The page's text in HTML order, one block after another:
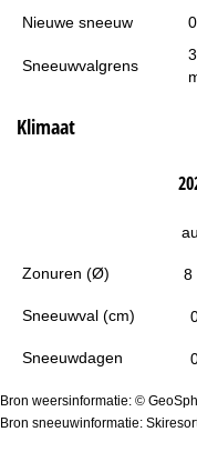
Nieuwe sneeuw
Sneeuwvalgrens
Klimaat
Zonuren (Ø)
Sneeuwval (cm)
Sneeuwdagen
8
Bron weersinformatie: ©
Bron sneeuwinformatie: